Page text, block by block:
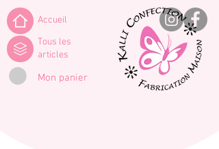
Accueil
Tous les
articles
Mon panier